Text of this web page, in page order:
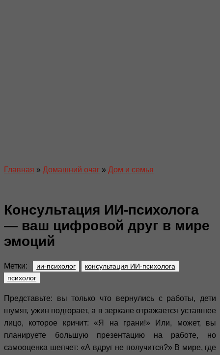
Главная » Домашний очаг » Дом и семья
Консультация ИИ-психолога
— ваш цифровой друг в мире
эмоций
Метки: ии-психолог
консультация ИИ-психолога
психолог
Представьте: вы только что вернулись с работы, дети
шумят, ужин подгорает, а в зеркале отражается уставшее
лицо, которое кричит: «Я на грани!» Или, может, вы
планируете большую презентацию на работе, но
самооценка шепчет: «А вдруг не получится?» В мире, где